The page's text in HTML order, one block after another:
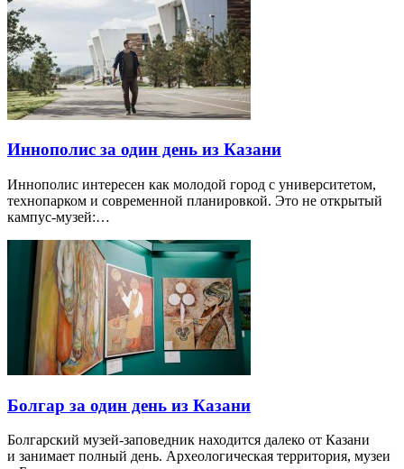
Иннополис за один день из Казани
Иннополис интересен как молодой город с университетом,
технопарком и современной планировкой. Это не открытый
кампус-музей:…
Болгар за один день из Казани
Болгарский музей-заповедник находится далеко от Казани
и занимает полный день. Археологическая территория, музеи